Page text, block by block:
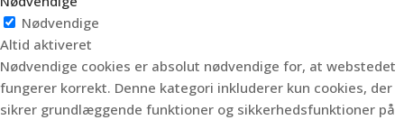
Nødvendige
Altid aktiveret
Nødvendige cookies er absolut nødvendige for, at webstedet
fungerer korrekt. Denne kategori inkluderer kun cookies, der
sikrer grundlæggende funktioner og sikkerhedsfunktioner på